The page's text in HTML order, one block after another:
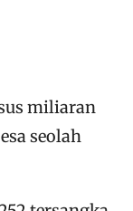
miliaran
seolah